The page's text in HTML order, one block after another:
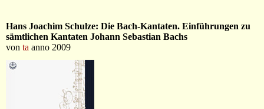
Hans Joachim Schulze: Die Bach-Kantaten. Einführungen zu
sämtlichen Kantaten Johann Sebastian Bachs
von ta anno 2009